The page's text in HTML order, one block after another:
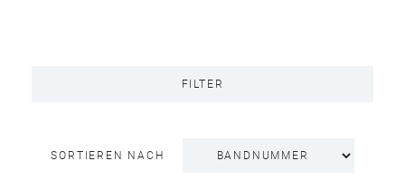
FILTER
SORTIEREN NACH